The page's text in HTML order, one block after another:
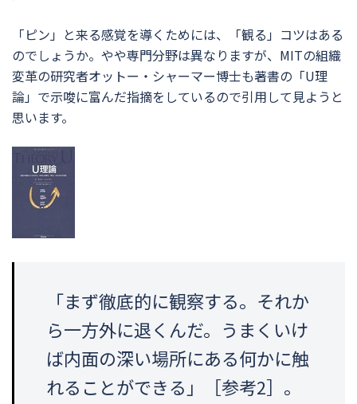
「ピン」と来る感覚を導くためには、「観る」コツはある
のでしょうか。やや専門分野は異なりますが、MITの組織
変革の研究者オットー・シャーマー博士も著書の「U理
論」で示唆に富んだ指摘をしているので引用して見ようと
思います。
「まず徹底的に観察する。それか
ら一方外に退くんだ。うまくいけ
ば内面の深い場所にある何かに触
れることができる」［参考2］。